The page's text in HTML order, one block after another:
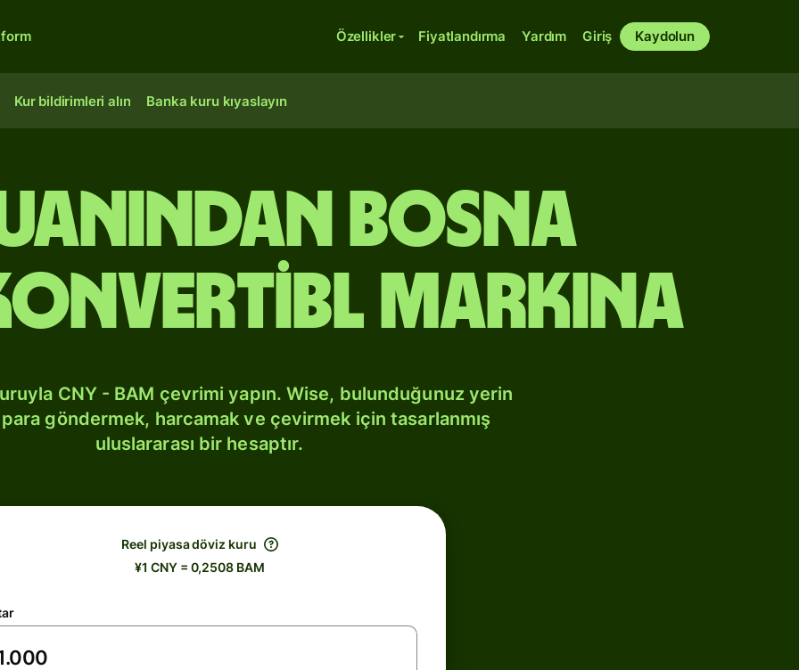
Özellikler Fiyatlandırma Yardım Giriş Kaydolun
Kur bildirimleri alın Banka kuru kıyaslayın
Bosna
markına
CNY - BAM çevrimi yapın. Wise, bulunduğunuz yerin
göndermek, harcamak ve çevirmek için tasarlanmış
uluslararası bir hesaptır.
Reel piyasa döviz kuru
¥1 CNY = 0,2508 BAM